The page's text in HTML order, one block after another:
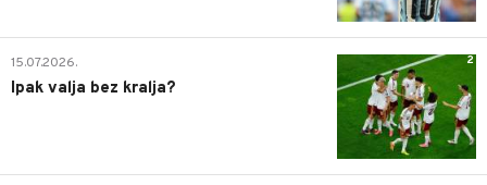
2
15.07.2026.
Ipak valja bez kralja?